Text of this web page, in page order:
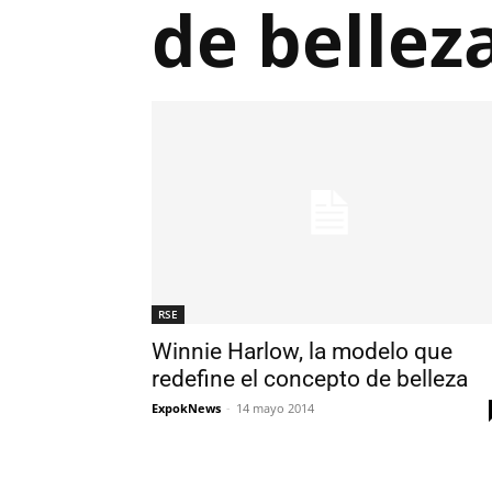
de
RSE
Winnie Harlow, la modelo que
redefine el concepto de belleza
ExpokNews - 14 mayo 2014